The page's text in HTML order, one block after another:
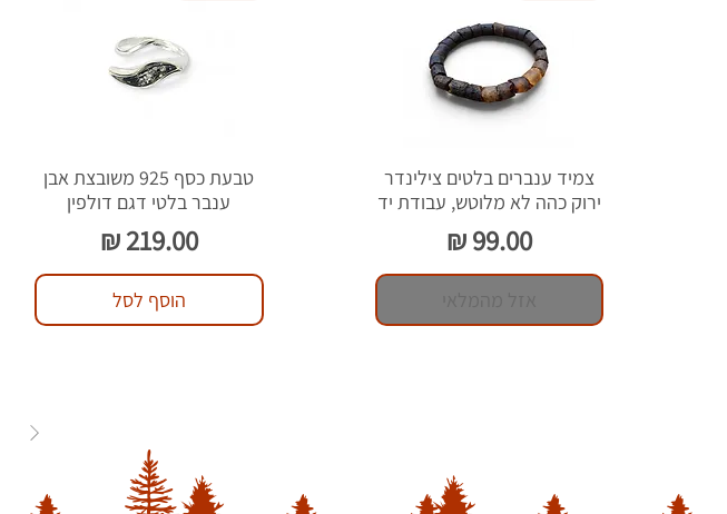
צמיד ענברים בלטים צילינדר
ירוק כהה לא מלוטש, עבודת יד
מחיר‏99.00 ‏₪
טבעת כסף 925 משובצת אבן
ענבר בלטי דגם דולפין
מחיר‏219.00 ‏₪
הוסף לסל